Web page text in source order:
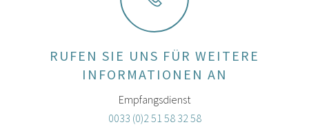
RUFEN SIE UNS FÜR WEITERE
INFORMATIONEN AN
Empfangsdienst
0033 (0)2 51 58 32 58